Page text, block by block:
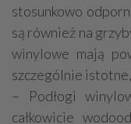
stosunkowo
są również na
winylowe mają
szczególnie istotne,
– Podłogi
całkowicie